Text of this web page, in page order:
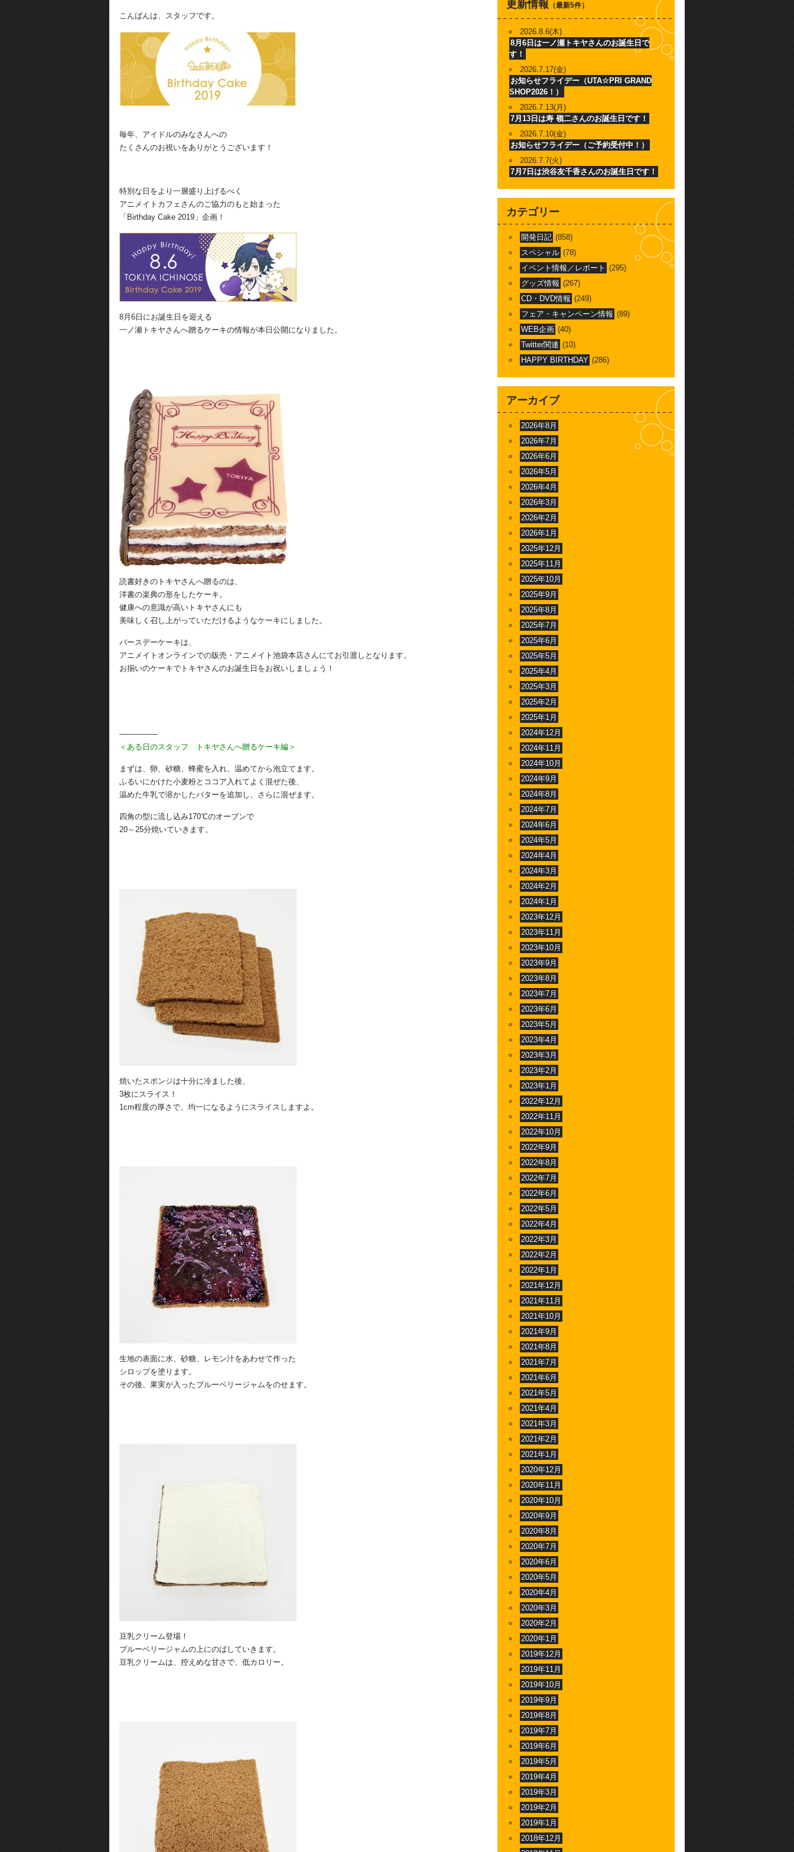
こんばんは、スタッフです。
毎年、アイドルのみなさんへの
たくさんのお祝いをありがとうございます！
特別な日をより一層盛り上げるべく
アニメイトカフェさんのご協力のもと始まった
「Birthday Cake 2019」企画！
8月6日にお誕生日を迎える
一ノ瀬トキヤさんへ贈るケーキの情報が本日公開になりました。
読書好きのトキヤさんへ贈るのは、
洋書の楽典の形をしたケーキ。
健康への意識が高いトキヤさんにも
美味しく召し上がっていただけるようなケーキにしました。
バースデーケーキは、
アニメイトオンラインでの販売・アニメイト池袋本店さんにてお引渡しとなります。
お揃いのケーキでトキヤさんのお誕生日をお祝いしましょう！
―――――
＜ある日のスタッフ トキヤさんへ贈るケーキ編＞
まずは、卵、砂糖、蜂蜜を入れ、温めてから泡立てます。
ふるいにかけた小麦粉とココア入れてよく混ぜた後、
温めた牛乳で溶かしたバターを追加し、さらに混ぜます。
四角の型に流し込み170℃のオーブンで
20～25分焼いていきます。
焼いたスポンジは十分に冷ました後、
3枚にスライス！
1cm程度の厚さで、均一になるようにスライスしますよ。
生地の表面に水、砂糖、レモン汁をあわせて作った
シロップを塗ります。
その後、果実が入ったブルーベリージャムをのせます。
豆乳クリーム登場！
ブルーベリージャムの上にのばしていきます。
豆乳クリームは、控えめな甘さで、低カロリー。
更新情報 （最新5件）
2026.8.6(木)
8月6日は一ノ瀬トキヤさんのお誕生日で
す！
2026.7.17(金)
お知らせフライデー（UTA☆PRI GRAND
SHOP2026！）
2026.7.13(月)
7月13日は寿 嶺二さんのお誕生日です！
2026.7.10(金)
お知らせフライデー（ご予約受付中！）
2026.7.7(火)
7月7日は渋谷友千香さんのお誕生日です！
カテゴリー
開発日記 (858)
スペシャル (78)
イベント情報／レポート (295)
グッズ情報 (267)
CD・DVD情報 (249)
フェア・キャンペーン情報 (89)
WEB企画 (40)
Twitter関連 (10)
HAPPY BIRTHDAY (286)
アーカイブ
2026年8月
2026年7月
2026年6月
2026年5月
2026年4月
2026年3月
2026年2月
2026年1月
2025年12月
2025年11月
2025年10月
2025年9月
2025年8月
2025年7月
2025年6月
2025年5月
2025年4月
2025年3月
2025年2月
2025年1月
2024年12月
2024年11月
2024年10月
2024年9月
2024年8月
2024年7月
2024年6月
2024年5月
2024年4月
2024年3月
2024年2月
2024年1月
2023年12月
2023年11月
2023年10月
2023年9月
2023年8月
2023年7月
2023年6月
2023年5月
2023年4月
2023年3月
2023年2月
2023年1月
2022年12月
2022年11月
2022年10月
2022年9月
2022年8月
2022年7月
2022年6月
2022年5月
2022年4月
2022年3月
2022年2月
2022年1月
2021年12月
2021年11月
2021年10月
2021年9月
2021年8月
2021年7月
2021年6月
2021年5月
2021年4月
2021年3月
2021年2月
2021年1月
2020年12月
2020年11月
2020年10月
2020年9月
2020年8月
2020年7月
2020年6月
2020年5月
2020年4月
2020年3月
2020年2月
2020年1月
2019年12月
2019年11月
2019年10月
2019年9月
2019年8月
2019年7月
2019年6月
2019年5月
2019年4月
2019年3月
2019年2月
2019年1月
2018年12月